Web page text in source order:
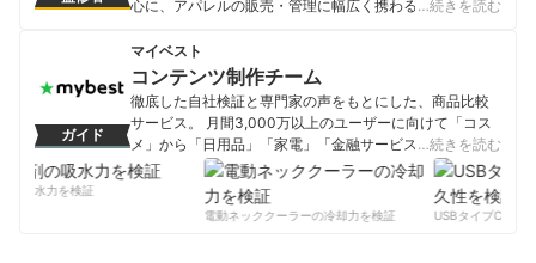
心に、アパレルの販売・管理に幅広く携わる。流行の一
小隅沙希のプロフィール
…続きを読む
ガイド
マイベスト
コンテンツ制作チーム
徹底した自社検証と専門家の声をもとにした、商品比較
サービス。 月間3,000万以上のユーザーに向けて「コス
メ」から「日用品」「家電」「金融サービス」まで、ベ
ストな商品を選んでもらうために、毎日コンテンツを制
コンテンツ制作チームのプロフィール
…続きを読む
吸水力を検証
電動ネッククーラーの冷却力を検証
USBタイプCケーブ